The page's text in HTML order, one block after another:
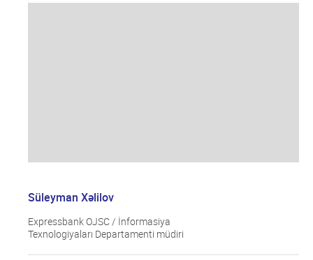
Süleyman Xəlilov
Expressbank OJSC / İnformasiya
Texnologiyaları Departamenti müdiri